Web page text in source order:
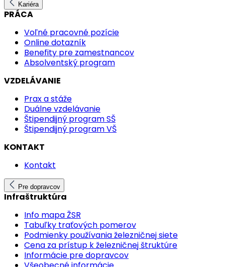
Kariéra
PRÁCA
Voľné pracovné pozície
Online dotazník
Benefity pre zamestnancov
Absolventský program
VZDELÁVANIE
Prax a stáže
Duálne vzdelávanie
Štipendijný program SŠ
Štipendijný program VŠ
KONTAKT
Kontakt
Pre dopravcov
Infraštruktúra
Info mapa ŽSR
Tabuľky traťových pomerov
Podmienky používania železničnej siete
Cena za prístup k železničnej štruktúre
Informácie pre dopravcov